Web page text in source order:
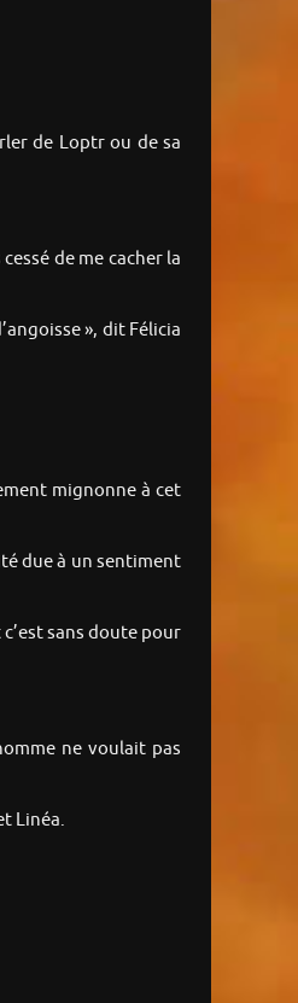
de Loptr ou de sa
de me cacher la
», dit Félicia
mignonne à cet
due à un sentiment
sans doute pour
ne voulait pas
Linéa.